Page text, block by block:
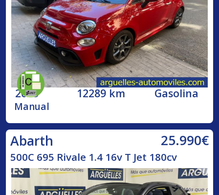
2023 12289 km Gasolina
Manual
Abarth 25.990€
500C 695 Rivale 1.4 16v T Jet 180cv